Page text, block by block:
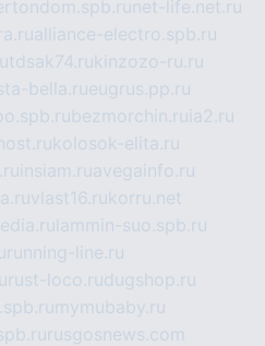
net-life.net.ru
alliance-electro.spb.ru
tdsak74.rukinzozo-ru.ru
bella.rueugrus.pp.ru
bezmorchin.ru ia2.ru
kolosok-elita.ru
insiam.ruavegainfo.ru
vlast16.rukorru.net
lammin-suo.spb.ru
running-line.ru
rust-loco.rudugshop.ru
mymubaby.ru
rusgosnews.com